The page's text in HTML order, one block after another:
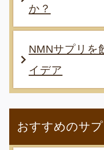
か？
NMNサプリを
イデア
おすすめのサ